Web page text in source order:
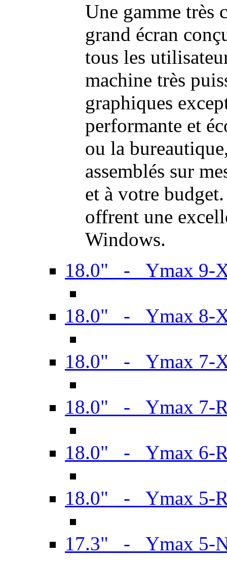
Une gamme très
grand écran
tous les
machine très
graphiques
performante et
ou la
assemblés sur
et à votre
offrent une
Windows.
18.0" - Ymax 9-
18.0" - Ymax 8-
18.0" - Ymax 7-
18.0" - Ymax 7-
18.0" - Ymax 6-
18.0" - Ymax 5-
17.3" - Ymax 5-